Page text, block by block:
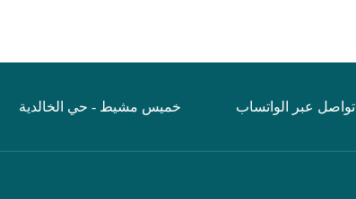
تواصل عبر الواتساب خميس مشيط - حي الخالدية